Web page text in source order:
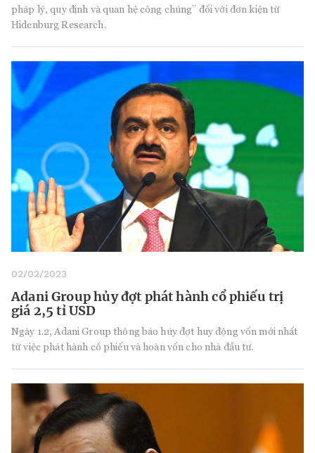
pháp lý, quy định và quan hệ công chúng” đối với đơn kiện từ
Hidenburg Research.
02/02/2023
Adani Group hủy đợt phát hành cổ phiếu trị
giá 2,5 tỉ USD
Ngày 1.2, Adani Group thông báo hủy đợt huy động vốn mới nhất
từ việc phát hành cổ phiếu và hoàn vốn cho nhà đầu tư.